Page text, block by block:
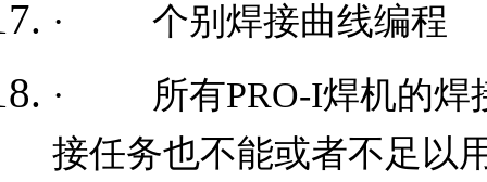
· 个别焊接曲线编程
· 所有PRO-I焊机的
接任务也不能或者不足以